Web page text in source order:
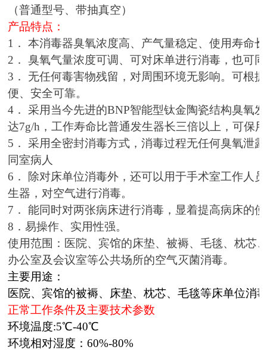
（普通型号、带抽真空）
产品特点：
1 ． 本消毒器臭氧浓度高、产气量稳定、使用寿命长
2 ． 臭氧气量浓度可调、可对床单进行消毒，也可
3 ． 无任何毒害物残留，对周围环境无影响。可根
便、安全可靠。
4 ． 采用当今先进的BNP智能型钛金陶瓷结构臭氧
达7g/h，工作寿命比普通发生器长三倍以上，可保
5 ． 采用全密封消毒方式，消毒过程无任何臭氧泄
同室病人
6 ． 除对床单位消毒外，还可以用于手术室工作人
生器，对空气进行消毒。
7 ． 能同时对两张病床进行消毒，显着提高病床的
8 ．易操作、实用性强。
使用范围：医院、宾馆的床垫、被褥、毛毯、枕芯
办公室及会议室等公共场所的空气灭菌消毒。
主要用途：
医院、宾馆的被褥、床垫、枕芯、毛毯等床单位消
正常工作条件及主要技术参数
环境温度:5℃-40℃
环境相对湿度：60%-80%